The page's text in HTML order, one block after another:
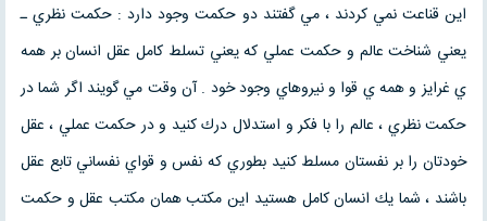
اين قناعت نمي كردند ، مي گفتند دو حكمت وجود دارد : حكمت نظري ـ
يعني شناخت عالم و حكمت عملي كه يعني تسلط كامل عقل انسان بر همه
ي غرايز و همه ي قوا و نيروهاي وجود خود . آن وقت مي گويند اگر شما در
حكمت نظري ، عالم را با فكر و استدلال درك كنيد و در حكمت عملي ، عقل
خودتان را بر نفستان مسلط كنيد بطوري كه نفس و قواي نفساني تابع عقل
باشند ، شما يك انسان كامل هستيد اين مكتب همان مكتب عقل و حكمت